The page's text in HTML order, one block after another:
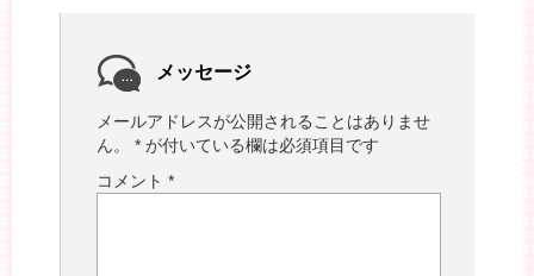
メッセージ
メールアドレスが公開されることはありませ
ん。
* が付いている欄は必須項目です
コメント *